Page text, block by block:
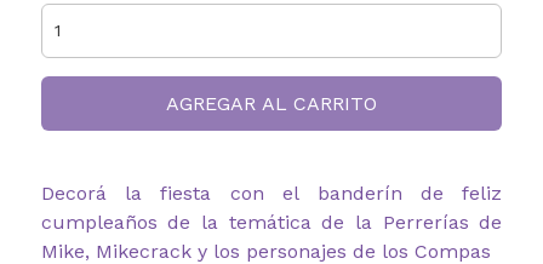
AGREGAR AL CARRITO
Decorá la fiesta con el banderín de feliz
cumpleaños de la temática de la Perrerías de
Mike, Mikecrack y los personajes de los Compas